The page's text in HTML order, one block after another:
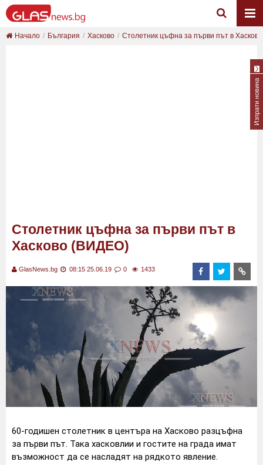
Начало България Хасково Столетник цъфна за първи път в
Столетник цъфна за първи път в
Хасково (ВИДЕО)
GlasNews.bg 08:15 25.06.19 0 1433
60-годишен столетник в центъра на Хасково разцъфна
за първи път. Така хасковлии и гостите на града имат
възможност да се насладят на рядкото явление.
Изпрати новина